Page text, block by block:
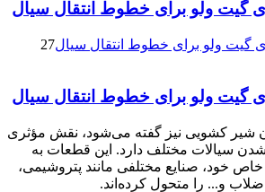
گیت ولو برای خطوط انتقال سیال
27
گیت ولو برای خطوط انتقال سیال
شیر کشویی نیز گفته می‌شود، نقش مؤثری
سیالات مختلف دارد. این قطعات به
خود، صنایع مختلفی مانند پتروشیمی،
و... را متحول کرده‌اند.